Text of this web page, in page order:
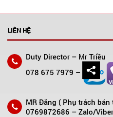
LIÊN HỆ
Duty Director – Mr Triều
078 675 7979 –
MR Đăng ( Phụ trách bán
0769872686 – Zalo/